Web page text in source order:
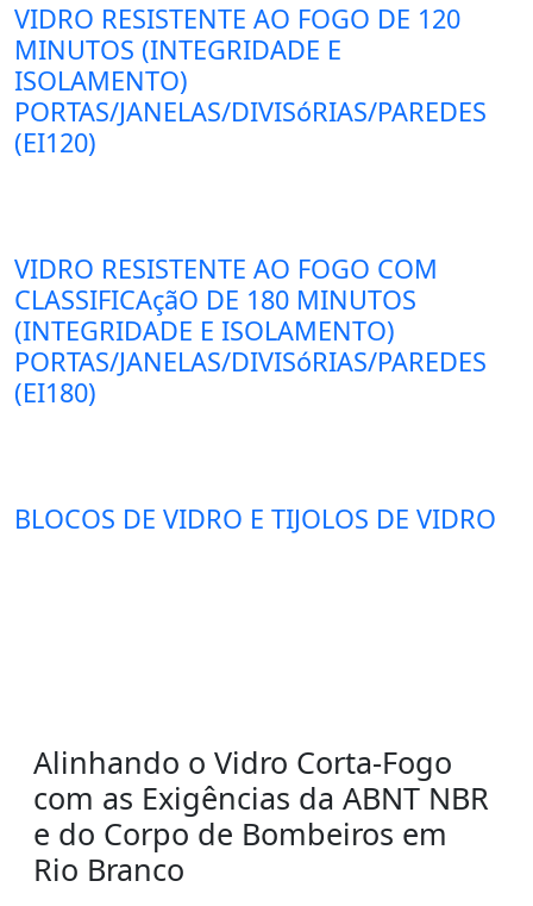
VIDRO RESISTENTE AO FOGO DE 120
MINUTOS (INTEGRIDADE E
ISOLAMENTO)
PORTAS/JANELAS/DIVISóRIAS/PAREDES
(EI120)
VIDRO RESISTENTE AO FOGO COM
CLASSIFICAçãO DE 180 MINUTOS
(INTEGRIDADE E ISOLAMENTO)
PORTAS/JANELAS/DIVISóRIAS/PAREDES
(EI180)
BLOCOS DE VIDRO E TIJOLOS DE VIDRO
Alinhando o Vidro Corta-Fogo
com as Exigências da ABNT NBR
e do Corpo de Bombeiros em
Rio Branco